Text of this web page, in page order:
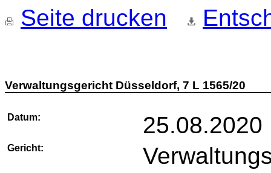
Seite drucken
Verwaltungsgericht Düsseldorf, 7 L 1565/20
Datum: 25.08.2020
Gericht: